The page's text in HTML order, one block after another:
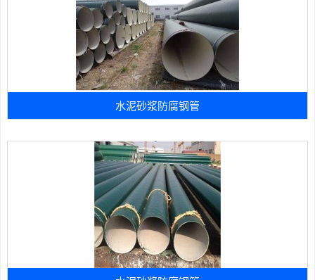
水泥砂浆防腐钢管